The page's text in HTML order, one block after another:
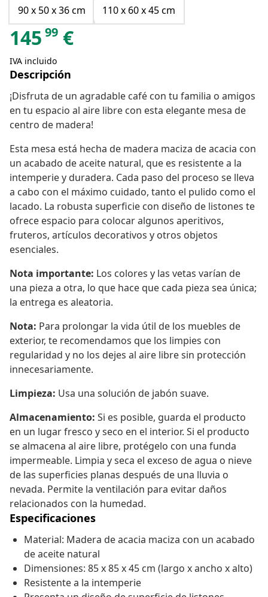
90 x 50 x 36 cm
110 x 60 x 45 cm
145 99 €
IVA incluido
Descripción
¡Disfruta de un agradable café con tu familia o amigos
en tu espacio al aire libre con esta elegante mesa de
centro de madera!
Esta mesa está hecha de madera maciza de acacia con
un acabado de aceite natural, que es resistente a la
intemperie y duradera. Cada paso del proceso se lleva
a cabo con el máximo cuidado, tanto el pulido como el
lacado. La robusta superficie con diseño de listones te
ofrece espacio para colocar algunos aperitivos,
fruteros, artículos decorativos y otros objetos
esenciales.
Nota importante: Los colores y las vetas varían de
una pieza a otra, lo que hace que cada pieza sea única;
la entrega es aleatoria.
Nota: Para prolongar la vida útil de los muebles de
exterior, te recomendamos que los limpies con
regularidad y no los dejes al aire libre sin protección
innecesariamente.
Limpieza: Usa una solución de jabón suave.
Almacenamiento: Si es posible, guarda el producto
en un lugar fresco y seco en el interior. Si el producto
se almacena al aire libre, protégelo con una funda
impermeable. Limpia y seca el exceso de agua o nieve
de las superficies planas después de una lluvia o
nevada. Permite la ventilación para evitar daños
relacionados con la humedad.
Especificaciones
Material: Madera de acacia maciza con un acabado
de aceite natural
Dimensiones: 85 x 85 x 45 cm (largo x ancho x alto)
Resistente a la intemperie